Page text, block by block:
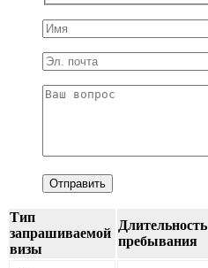
Тип
запрашиваемой
визы
Длительность
пребывания